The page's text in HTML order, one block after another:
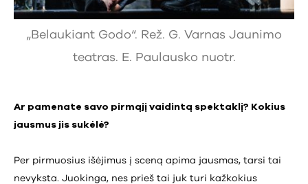
„Belaukiant Godo“. Rež. G. Varnas Jaunimo
teatras. E. Paulausko nuotr.
Ar pamenate savo pirmąjį vaidintą spektaklį? Kokius
jausmus jis sukėlė?
Per pirmuosius išėjimus į sceną apima jausmas, tarsi tai
nevyksta. Juokinga, nes prieš tai juk turi kažkokius